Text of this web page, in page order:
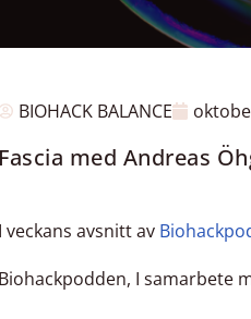
BIOHACK BALANCE
Fascia med Andreas
I veckans avsnitt av
Biohackpodden, I samarbete